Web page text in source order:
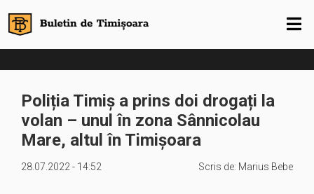
Poliția Timiș a prins doi drogați la
volan – unul în zona Sânnicolau
Mare, altul în Timișoara
28.07.2022 - 14:52 Scris de: Marius Bebe